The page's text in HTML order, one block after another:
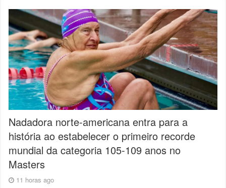
Nadadora norte-americana entra para a
história ao estabelecer o primeiro recorde
mundial da categoria 105-109 anos no
Masters
11 horas ago